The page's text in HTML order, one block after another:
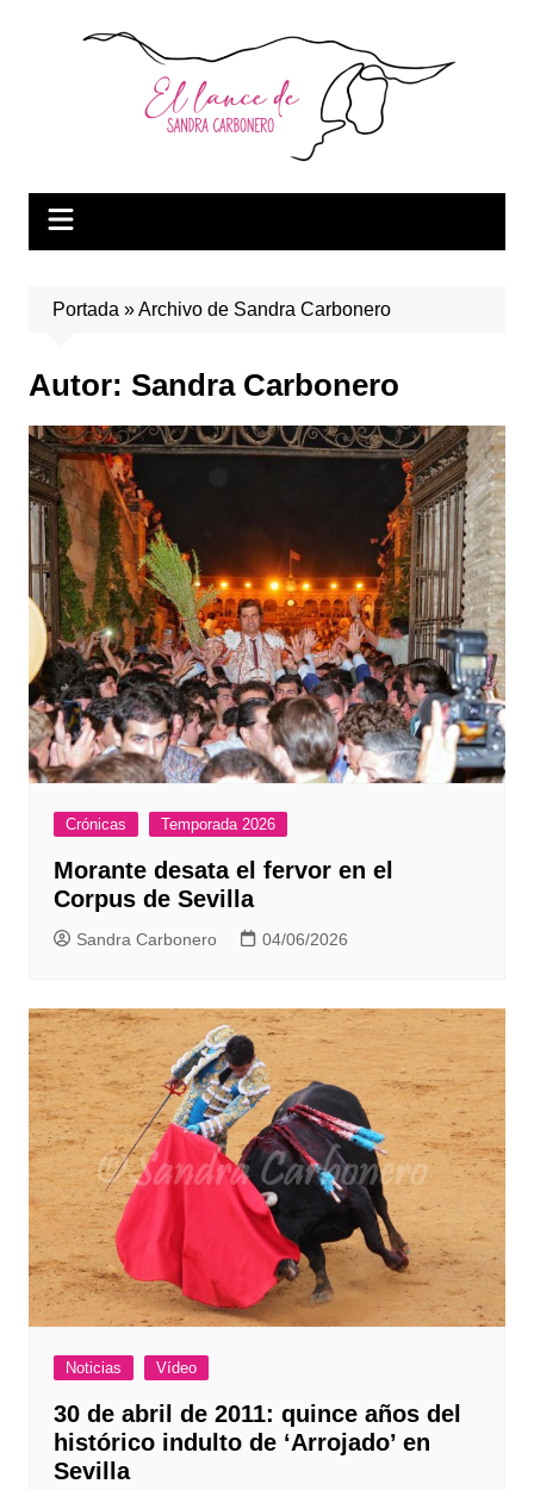
Portada »Archivo de Sandra Carbonero
Autor: Sandra Carbonero
Crónicas Temporada 2026
Morante desata el fervor en el
Corpus de Sevilla
Sandra Carbonero 04/06/2026
Noticias Vídeo
30 de abril de 2011: quince años del
histórico indulto de ‘Arrojado’ en
Sevilla